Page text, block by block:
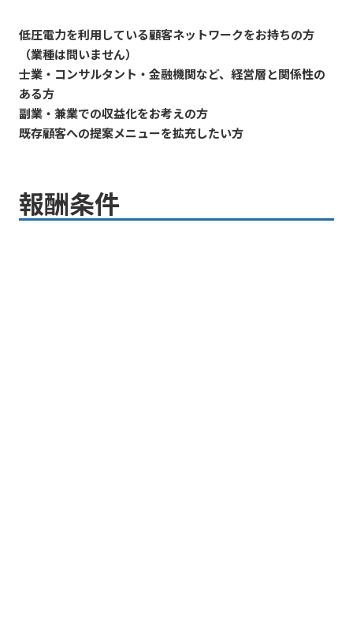
低圧電力を利用している顧客ネットワークをお持ちの方
（業種は問いません）
士業・コンサルタント・金融機関など、経営層と関係性の
ある方
副業・兼業での収益化をお考えの方
既存顧客への提案メニューを拡充したい方
報酬条件